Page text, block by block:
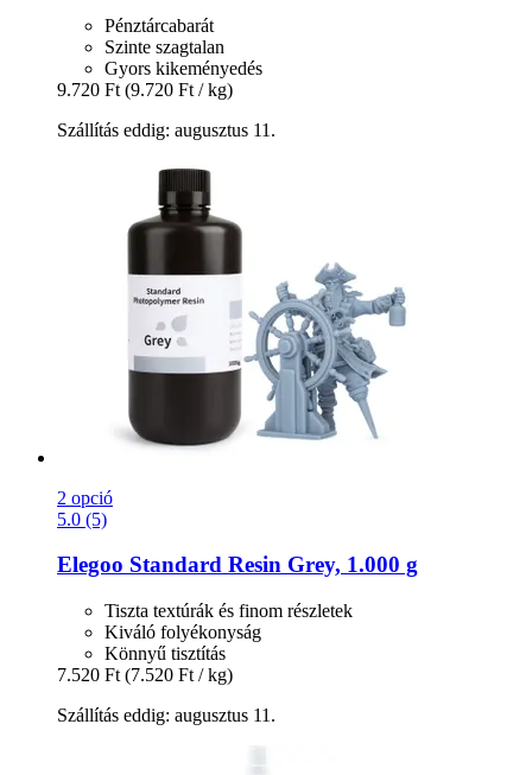
Pénztárcabarát
Szinte szagtalan
Gyors kikeményedés
9.720 Ft (9.720 Ft / kg)
Szállítás eddig: augusztus 11.
2 opció
5.0 (5)
Elegoo Standard Resin Grey, 1.000 g
Tiszta textúrák és finom részletek
Kiváló folyékonyság
Könnyű tisztítás
7.520 Ft (7.520 Ft / kg)
Szállítás eddig: augusztus 11.